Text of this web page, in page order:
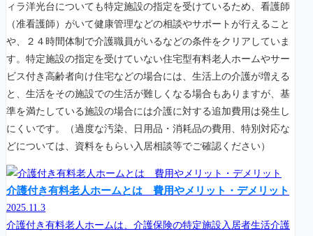
ィラ洋光台についても特定施設の指定を受けているため、看護師
（准看護師）がいて健康管理などの相談やサポートが行えること
や、２４時間体制で介護職員がいるなどの条件をクリアしていま
す。特定施設の指定を受けていない住宅型有料老人ホームやサー
ビス付き高齢者向け住宅などの場合には、生活上の介護が増える
と、生活をその施設での生活が難しくなる場合もありますが、基
準を満たしている施設の場合には介護に対する追加費用は発生し
にくいです。（過度な汚染、日用品・消耗品の費用、特別対応な
どについては、資料をもらい入居相談等でご確認ください）
介護付き有料老人ホームとは 費用やメリット・デメリット
2025.11.3
介護付き有料老人ホームは、介護保険の特定施設入居者生活介護